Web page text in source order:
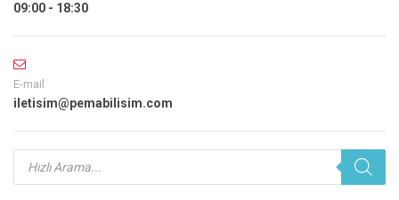
09:00 - 18:30
E-mail
iletisim@pemabilisim.com
Products
search